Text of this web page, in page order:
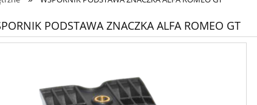
PODSTAWA ZNACZKA ALFA ROMEO GT